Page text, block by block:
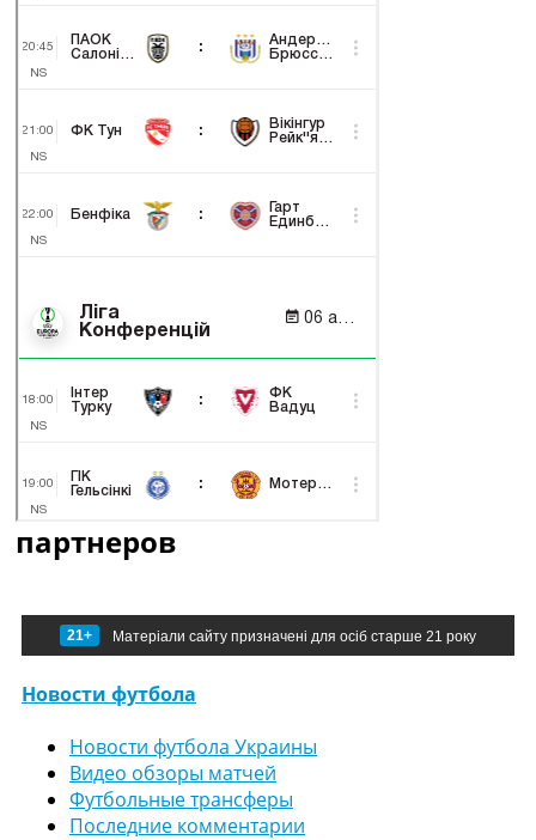
партнеров
21+ Матеріали сайту призначені для осіб старше 21 року
Новости футбола
Новости футбола Украины
Видео обзоры матчей
Футбольные трансферы
Последние комментарии